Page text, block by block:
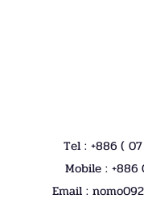
Tel : +886 (
Mobile : +886
Email :